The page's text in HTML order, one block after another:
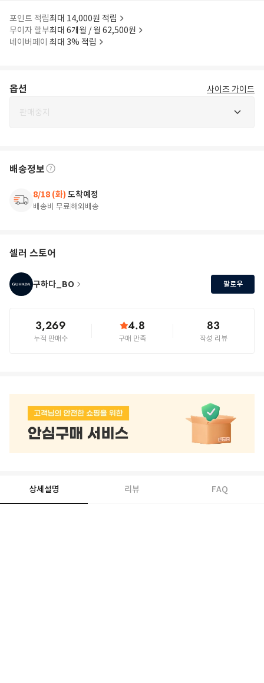
포인트 적립최대 14,000원 적립
무이자 할부최대 6개월 / 월 62,500원
네이버페이 최대 3% 적립
옵션 사이즈 가이드
판매중지
배송정보
8/18 (화) 도착예정
배송비 무료해외배송
셀러 스토어
구하다_BO 팔로우
3,269
누적 판매수
4.8
구매 만족
83
작성 리뷰
상세설명 리뷰 FAQ